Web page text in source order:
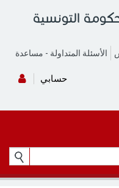
التونسية
الأسئلة المتداولة - مساعدة
حسابي